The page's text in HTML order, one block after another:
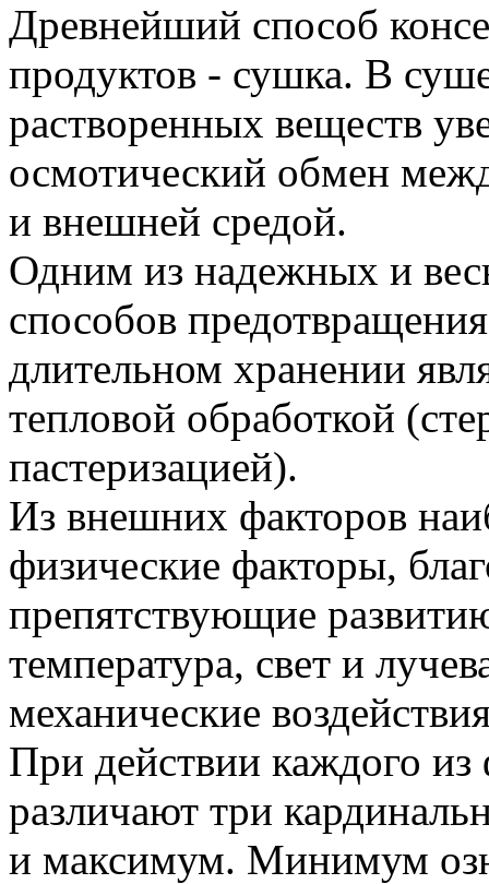
Древнейший способ
продуктов - сушка. В
растворенных веществ
осмотический обмен
и внешней средой.
Одним из надежных и
способов
длительном хранении
тепловой обработкой
пастеризацией).
Из внешних факторов
физические факторы,
препятствующие
температура, свет и
механические
При действии каждого из
различают три
и максимум. Минимум